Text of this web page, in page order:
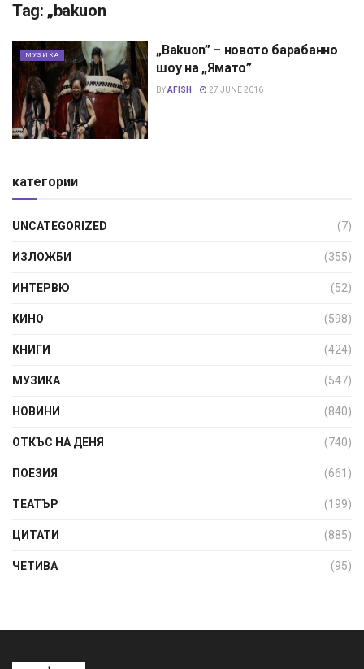
Tag: „bakuon
МУЗИКА
„Bakuon” – новото барабанно
шоу на „Ямато”
BYAFISH 27 JUNE 2016
категории
UNCATEGORIZED (7)
ИЗЛОЖБИ (355)
ИНТЕРВЮ (52)
КИНО (598)
КНИГИ (424)
МУЗИКА (547)
НОВИНИ (840)
ОТКЪС НА ДЕНЯ (740)
ПОЕЗИЯ (661)
ТЕАТЪР (199)
ЦИТАТИ (885)
ЧЕТИВА (95)